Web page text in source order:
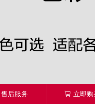
售后服务 󦂱 立即购